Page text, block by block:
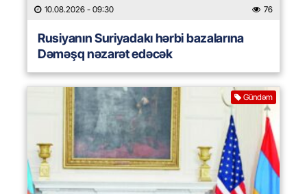
10.08.2026 - 09:30 76
Rusiyanın Suriyadakı hərbi bazalarına
Dəməşq nəzarət edəcək
Gündəm